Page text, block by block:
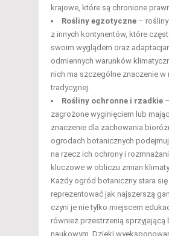
krajowe, które są chronione
Rośliny egzotyczne –
z innych kontynentów, które
swoim wyglądem oraz
odmiennych warunków
nich ma szczególne znaczenie w
tradycyjnej.
Rośliny ochronne i rzadkie
zagrożone wyginięciem lub
znaczenie dla zachowania
ogrodach botanicznych
na rzecz ich ochrony i
kluczowe w obliczu zmian
Każdy ogród botaniczny stara się
reprezentować jak najszerszą
czyni je nie tylko miejscem
również przestrzenią sprzyjającą
naukowym. Dzięki